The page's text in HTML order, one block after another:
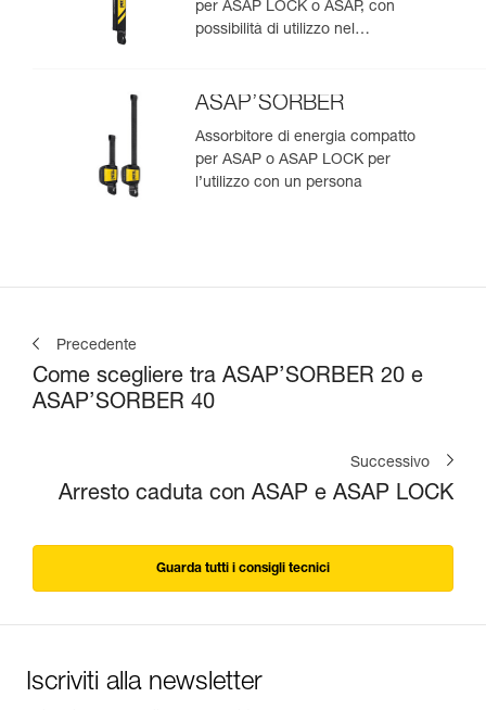
per ASAP LOCK o ASAP, con
possibilità di utilizzo nel
ASAP’SORBER
Assorbitore di energia compatto
per ASAP o ASAP LOCK per
l’utilizzo con un persona
Precedente
Come scegliere tra ASAP’SORBER 20 e
ASAP’SORBER 40
Successivo
Arresto caduta con ASAP e ASAP LOCK
Guarda tutti i consigli tecnici
Iscriviti alla newsletter